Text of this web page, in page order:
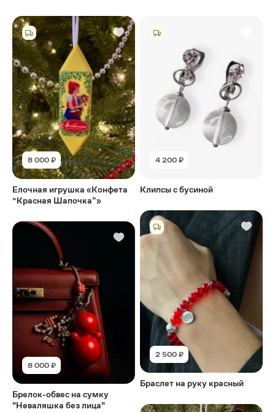
8 000 ₽
Елочная игрушка «Конфета
“Красная Шапочка”»
8 000 ₽
Брелок-обвес на сумку
"Неваляшка без лица"
4 200 ₽
Клипсы с бусиной
2 500 ₽
Браслет на руку красный